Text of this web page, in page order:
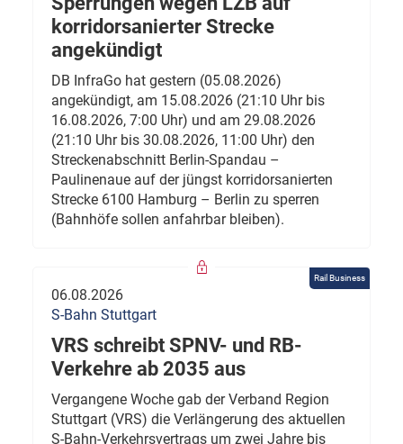
korridorsanierter Strecke
angekündigt
DB InfraGo hat gestern (05.08.2026)
angekündigt, am 15.08.2026 (21:10 Uhr bis
16.08.2026, 7:00 Uhr) und am 29.08.2026
(21:10 Uhr bis 30.08.2026, 11:00 Uhr) den
Streckenabschnitt Berlin-Spandau –
Paulinenaue auf der jüngst korridorsanierten
Strecke 6100 Hamburg – Berlin zu sperren
(Bahnhöfe sollen anfahrbar bleiben).
Rail Business
06.08.2026
S-Bahn Stuttgart
VRS schreibt SPNV- und RB-
Verkehre ab 2035 aus
Vergangene Woche gab der Verband Region
Stuttgart (VRS) die Verlängerung des aktuellen
S-Bahn-Verkehrsvertrags um zwei Jahre bis